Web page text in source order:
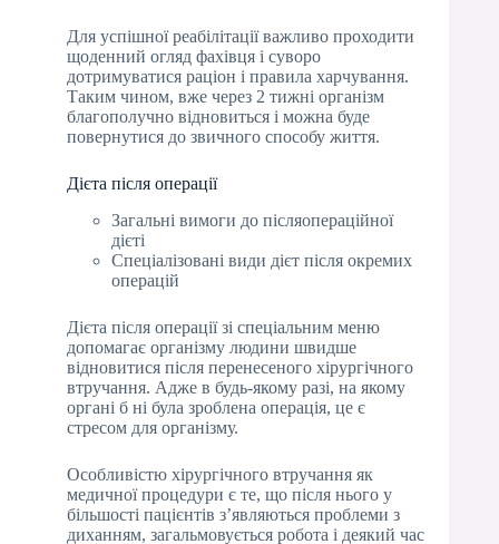
Для успішної реабілітації важливо проходити
щоденний огляд фахівця і суворо
дотримуватися раціон і правила харчування.
Таким чином, вже через 2 тижні організм
благополучно відновиться і можна буде
повернутися до звичного способу життя.
Дієта після операції
Загальні вимоги до післяопераційної
дієті
Спеціалізовані види дієт після окремих
операцій
Дієта після операції зі спеціальним меню
допомагає організму людини швидше
відновитися після перенесеного хірургічного
втручання. Адже в будь-якому разі, на якому
органі б ні була зроблена операція, це є
стресом для організму.
Особливістю хірургічного втручання як
медичної процедури є те, що після нього у
більшості пацієнтів з’являються проблеми з
диханням, загальмовується робота і деякий час